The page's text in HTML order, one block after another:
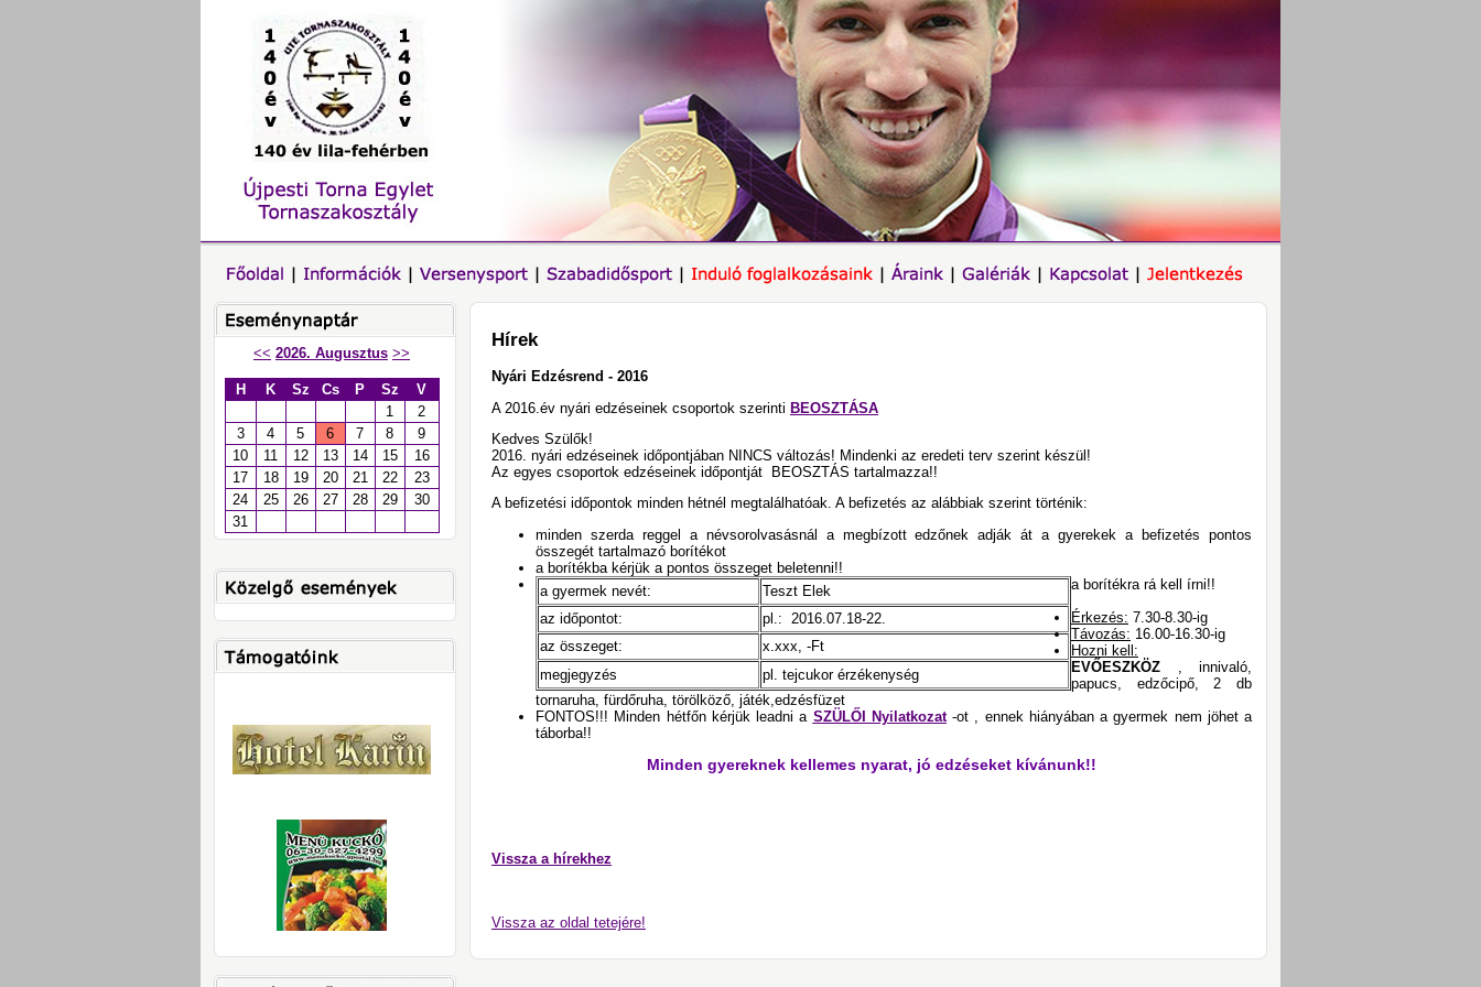
<< 2026. Augusztus >>
H K Sz Cs P Sz
V
1
2
3
4 5 6 7 8
9
10
11 12 13 14 15
16
17
18 19 20 21 22
23
24
25 26 27 28 29
30
31
Hírek
Nyári Edzésrend - 2016
A 2016.év nyári edzéseinek csoportok szerinti BEOSZTÁSA
Kedves Szülők!
2016. nyári edzéseinek időpontjában NINCS változás! Mindenki az eredeti terv szerint készül!
Az egyes csoportok edzéseinek időpontját BEOSZTÁS tartalmazza!!
A befizetési időpontok minden hétnél megtalálhatóak. A befizetés az alábbiak szerint történik:
minden szerda reggel a névsorolvasásnál a megbízott edzőnek adják át a gyerekek a befizetés pontos
összegét tartalmazó borítékot
a borítékba kérjük a pontos összeget beletenni!!
a borítékra rá kell írni!!
a gyermek nevét:
Teszt Elek
az időpontot:
pl.: 2016.07.18-22.
az összeget:
x.xxx, -Ft
megjegyzés
pl. tejcukor érzékenység
Érkezés: 7.30-8.30-ig
Távozás: 16.00-16.30-ig
Hozni kell:
EVŐESZKÖZ
, innivaló,
papucs, edzőcipő, 2 db
tornaruha, fürdőruha, törölköző, játék,edzésfüzet
FONTOS!!! Minden hétfőn kérjük leadni a SZÜLŐI Nyilatkozat-ot , ennek hiányában a gyermek nem jöhet a
táborba!!
Minden gyereknek kellemes nyarat, jó edzéseket kívánunk!!
Vissza a hírekhez
Vissza az oldal tetejére!